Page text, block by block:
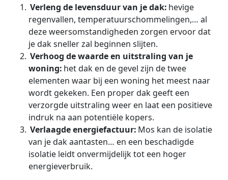
Verleng de levensduur van je dak: hevige
regenvallen, temperatuurschommelingen,… al
deze weersomstandigheden zorgen ervoor dat
je dak sneller zal beginnen slijten.
Verhoog de waarde en uitstraling van je
woning: het dak en de gevel zijn de twee
elementen waar bij een woning het meest naar
wordt gekeken. Een proper dak geeft een
verzorgde uitstraling weer en laat een positieve
indruk na aan potentiële kopers.
Verlaagde energiefactuur: Mos kan de isolatie
van je dak aantasten… en een beschadigde
isolatie leidt onvermijdelijk tot een hoger
energieverbruik.